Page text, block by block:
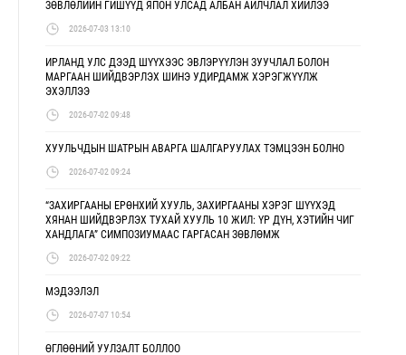
ЗӨВЛӨЛИЙН ГИШҮҮД ЯПОН УЛСАД АЛБАН АЙЛЧЛАЛ ХИЙЛЭЭ
2026-07-03 13:10
ИРЛАНД УЛС ДЭЭД ШҮҮХЭЭС ЭВЛЭРҮҮЛЭН ЗУУЧЛАЛ БОЛОН
МАРГААН ШИЙДВЭРЛЭХ ШИНЭ УДИРДАМЖ ХЭРЭГЖҮҮЛЖ
ЭХЭЛЛЭЭ
2026-07-02 09:48
ХУУЛЬЧДЫН ШАТРЫН АВАРГА ШАЛГАРУУЛАХ ТЭМЦЭЭН БОЛНО
2026-07-02 09:24
“ЗАХИРГААНЫ ЕРӨНХИЙ ХУУЛЬ, ЗАХИРГААНЫ ХЭРЭГ ШҮҮХЭД
ХЯНАН ШИЙДВЭРЛЭХ ТУХАЙ ХУУЛЬ 10 ЖИЛ: ҮР ДҮН, ХЭТИЙН ЧИГ
ХАНДЛАГА” СИМПОЗИУМААС ГАРГАСАН ЗӨВЛӨМЖ
2026-07-02 09:22
МЭДЭЭЛЭЛ
2026-07-07 10:54
ӨГЛӨӨНИЙ УУЛЗАЛТ БОЛЛОО